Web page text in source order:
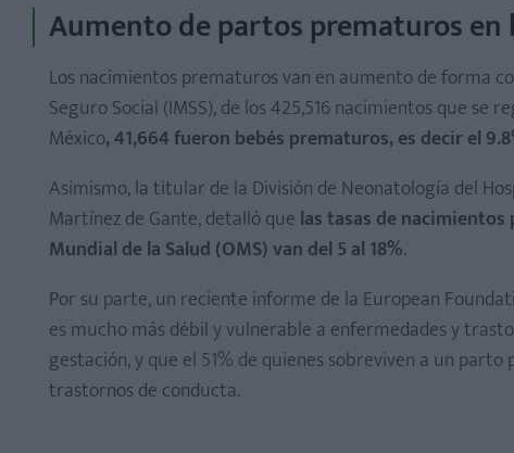
Aumento de partos prematuros en
Los nacimientos prematuros van en aumento de forma
Seguro Social (IMSS), de los 425,516 nacimientos que
México, 41,664 fueron bebés prematuros, es decir el
Asimismo, la titular de la División de Neonatología del
Martínez de Gante, detalló que las tasas de
Mundial de la Salud (OMS) van del 5 al 18%.
Por su parte, un reciente informe de la European
es mucho más débil y vulnerable a enfermedades y
gestación, y que el 51% de quienes sobreviven a un
trastornos de conducta.